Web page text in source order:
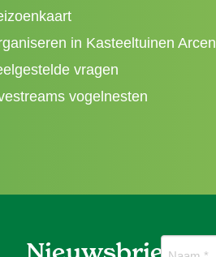
in Kasteeltuinen Arcen
vragen
vogelnesten
Naam